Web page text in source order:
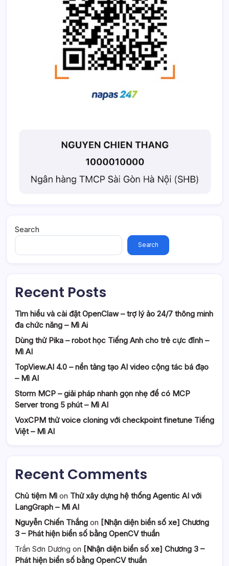
Search
Search
Recent Posts
Tìm hiểu và cài đặt OpenClaw – trợ lý ảo 24/7 thông minh
đa chức năng – Mì Ai
Dùng thử Pika – robot học Tiếng Anh cho trẻ cực đỉnh –
Mì AI
TopView.AI 4.0 – nền tảng tạo AI video cộng tác bá đạo
– Mì AI
Storm MCP – giải pháp nhanh gọn nhẹ để có MCP
Server trong 5 phút – Mì AI
VoxCPM thử voice cloning với checkpoint finetune Tiếng
Việt – Mì AI
Recent Comments
Chủ tiệm Mì on Thử xây dựng hệ thống Agentic AI với
LangGraph – Mì AI
Nguyễn Chiến Thắng on [Nhận diện biển số xe] Chương
3 – Phát hiện biển số bằng OpenCV thuần
Trần Sơn Dương on [Nhận diện biển số xe] Chương 3 –
Phát hiện biển số bằng OpenCV thuần